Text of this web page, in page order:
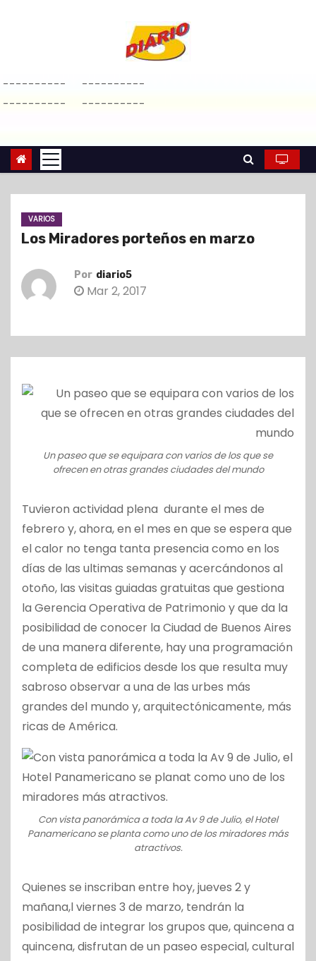
a
r
l
----------
----------
----------
----------
VARIOS
Los Miradores porteños en marzo
Por diario5
Mar 2, 2017
Un paseo que se equipara con varios de los que se
ofrecen en otras grandes ciudades del mundo
Tuvieron actividad plena durante el mes de
febrero y, ahora, en el mes en que se espera que
el calor no tenga tanta presencia como en los
días de las ultimas semanas y acercándonos al
otoño, las visitas guiadas gratuitas que gestiona
la Gerencia Operativa de Patrimonio y que da la
posibilidad de conocer la Ciudad de Buenos Aires
de una manera diferente, hay una programación
completa de edificios desde los que resulta muy
sabroso observar a una de las urbes más
grandes del mundo y, arquitectónicamente, más
ricas de América.
Con vista panorámica a toda la Av 9 de Julio, el Hotel
Panamericano se planta como uno de los miradores más
atractivos.
Quienes se inscriban entre hoy, jueves 2 y
mañana,l viernes 3 de marzo, tendrán la
posibilidad de integrar los grupos que, quincena a
quincena, disfrutan de un paseo especial, cultural